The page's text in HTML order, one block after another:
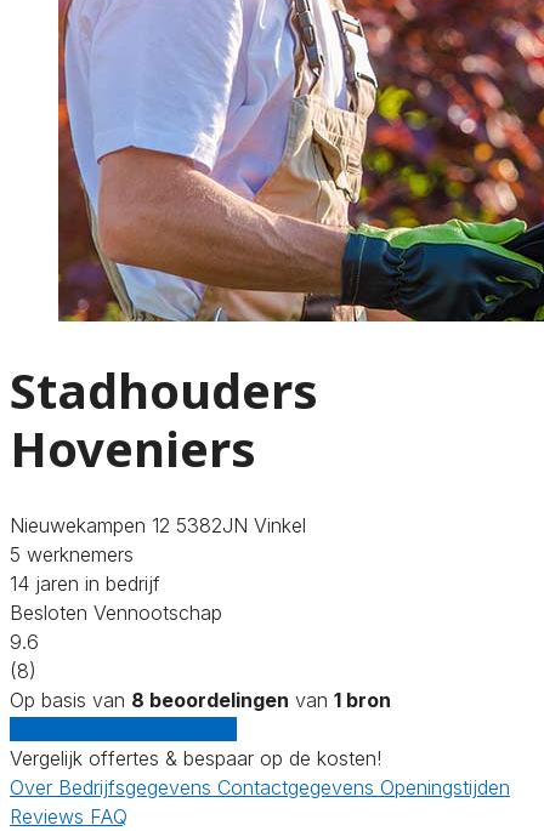
Stadhouders
Hoveniers
Nieuwekampen 12 5382JN Vinkel
5 werknemers
14 jaren in bedrijf
Besloten Vennootschap
9.6
(8)
Op basis van 8 beoordelingen van 1 bron
Vergelijk offertes & bespaar op de kosten!
Over Bedrijfsgegevens Contactgegevens Openingstijden
Reviews FAQ